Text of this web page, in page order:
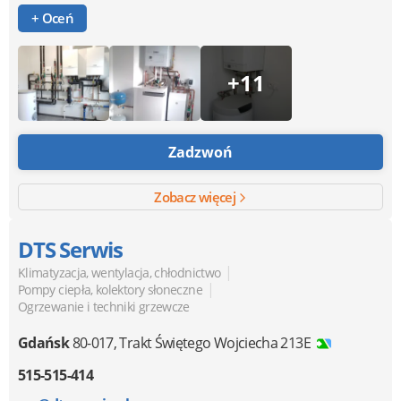
+ Oceń
+11
Zadzwoń
Zobacz więcej
DTS Serwis
Klimatyzacja, wentylacja, chłodnictwo |
Pompy ciepła, kolektory słoneczne |
Ogrzewanie i techniki grzewcze
Gdańsk80-017,Trakt Świętego Wojciecha 213E
515-515-414